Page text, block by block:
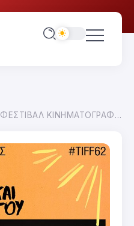
ΦΕΣΤΙΒΑΛ ΚΙΝΗΜΑΤΟΓΡΑΦΟΥ ΘΕΣΣΑΛΟΝΙΚΗΣ 2021-ΑΦΙΕΡΩΜΑ ΣΤΟ ΜΟΝΤΑΖ